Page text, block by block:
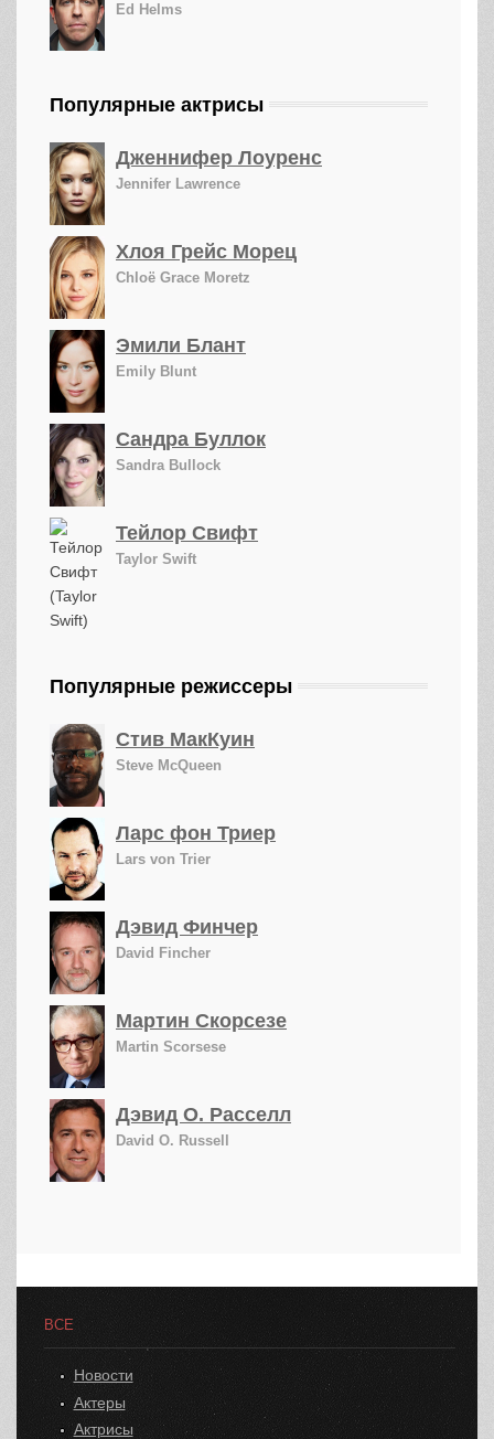
Ed Helms
Популярные актрисы
Дженнифер Лоуренс
Jennifer Lawrence
Хлоя Грейс Морец
Chloë Grace Moretz
Эмили Блант
Emily Blunt
Сандра Буллок
Sandra Bullock
Тейлор Свифт
Taylor Swift
Популярные режиссеры
Стив МакКуин
Steve McQueen
Ларс фон Триер
Lars von Trier
Дэвид Финчер
David Fincher
Мартин Скорсезе
Martin Scorsese
Дэвид О. Расселл
David O. Russell
ВСЕ
Новости
Актеры
Актрисы